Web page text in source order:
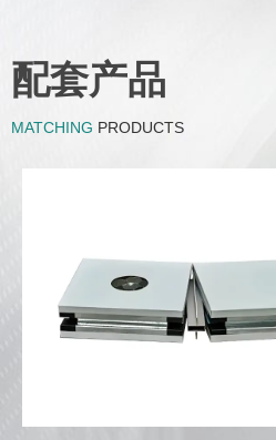
配套产品
MATCHING PRODUCTS